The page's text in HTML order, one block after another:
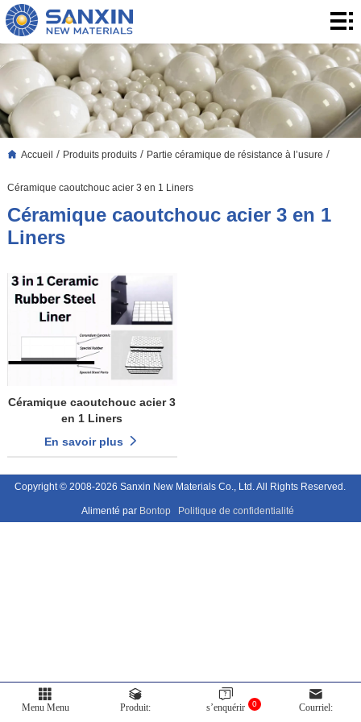
Accueil
Produits
produits
Application
Le
de
nous
Contact
Accueil / Produits produits/ Partie céramique de résistance à l’usure /
Céramique caoutchouc acier 3 en 1 Liners
Céramique caoutchouc acier 3 en 1
Liners
Céramique caoutchouc acier 3
en 1 Liners
En savoir plus
Copyright © 2008-2026 Sanxin New Materials Co., Ltd. All Rights Reserved.
Alimenté par Bontop Politique de confidentialité
Menu Menu Produit: 0
s’enquérir Courriel: